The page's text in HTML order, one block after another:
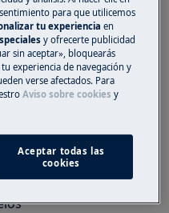
con el
este artículo?
para
nuestra
para que utilicemos
tu experienciaen
y ofrecerte publicidad
sin aceptar», bloquearás
experiencia de navegación y
verse afectados. Para
Aviso sobre cookies y
Aceptar todas las
cookies